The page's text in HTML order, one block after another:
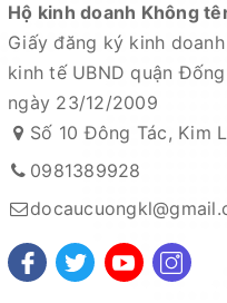
Hộ kinh doanh Không
Giấy đăng ký kinh
kinh tế UBND quận
ngày 23/12/2009
Số 10 Đông Tác, Kim
0981389928